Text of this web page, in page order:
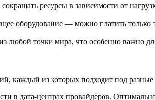
ресурсы в зависимости от
оборудование — можно платить только
любой точки мира, что особенно важно
каждый из которых подходит под разные
в дата-центрах провайдеров.